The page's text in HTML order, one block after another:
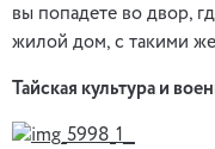
вы попадете во двор,
жилой дом, с такими
Тайская культура и